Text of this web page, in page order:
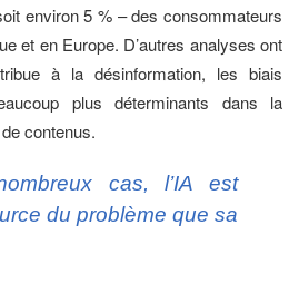
environ 5 % – des consommateurs
et en Europe. D’autres analyses ont
à la désinformation, les biais
plus déterminants dans la
contenus.
cas, l’IA est
du problème que sa